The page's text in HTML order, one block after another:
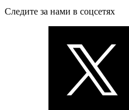
Следите за нами в соцсетях